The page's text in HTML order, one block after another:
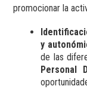
promocionar la
y
de las
Personal